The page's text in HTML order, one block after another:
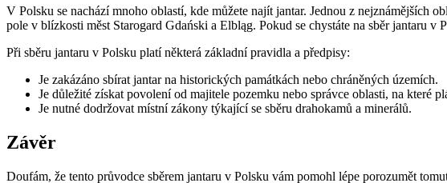
V Polsku se nachází mnoho oblastí, kde můžete najít jantar. Jednou z nejznámějších
pole v blízkosti měst Starogard Gdański a Elbląg. Pokud se chystáte na sběr jantaru
Při sběru jantaru v Polsku platí některá základní pravidla a předpisy:
Je zakázáno sbírat jantar na historických památkách nebo chráněných územích.
Je důležité získat povolení od majitele pozemku nebo správce oblasti, na které
Je nutné dodržovat místní zákony týkající se sběru drahokamů a minerálů.
Závěr
Doufám, že tento průvodce sběrem jantaru v Polsku vám pomohl lépe porozumět